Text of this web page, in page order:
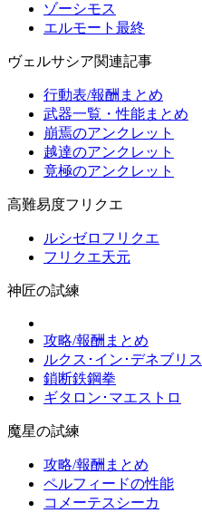
ゾーシモス
エルモート最終
ヴェルサシア関連記事
行動表/報酬まとめ
武器一覧・性能まとめ
崩焉のアンクレット
越達のアンクレット
竟極のアンクレット
高難易度フリクエ
ルシゼロフリクエ
フリクエ天元
神匠の試練
攻略/報酬まとめ
ルクス･イン･デネブリス
鎖断鉄鋼拳
ギタロン･マエストロ
魔星の試練
攻略/報酬まとめ
ペルフィードの性能
コメーテスシーカ